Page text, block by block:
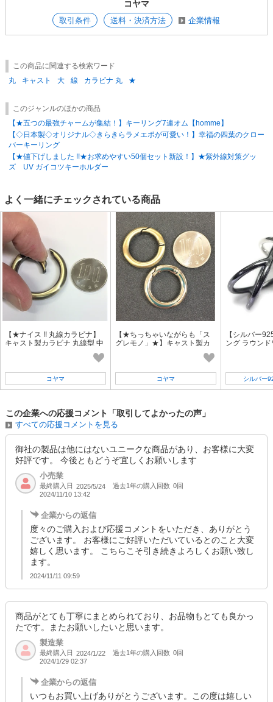
コヤマ
取引条件 送料・決済方法 企業情報
この商品に関連する検索ワード
丸
キャスト 大 線 カラビナ 丸 ★
このジャンルのほかの商品
【★五つの最強チャームが集結！】キーリング7連オム【homme】
【◇日本製◇オリジナル◇きらきらラメエポが可愛い！】幸福の四葉のクロー
バーキーリング
【★値下げしました !!★お求めやすい50個セット新設！】★紫外線対策グッ
ズ UV ガイコツキーホルダー
よく一緒にチェックされている商品
【★ナイス !! 丸線カラビナ】
キャスト製カラビナ 丸線型 中
コヤマ
【★ちっちゃいながらも「ス
グレモノ」★】キャスト製カ
コヤマ
【シルバー
ング ラウン
シルバー
この企業への応援コメント「取引してよかったの声」
すべての応援コメントを見る
御社の製品は他にはないユニークな商品があり、お客様に大変
好評です。 今後ともどうぞ宜しくお願いします
小売業
最終購入日 2025/5/24 過去1年の購入回数 0回
2024/11/10 13:42
企業からの返信
度々のご購入および応援コメントをいただき、ありがとう
ございます。 お客様にご好評いただいているとのこと大変
嬉しく思います。 こちらこそ引き続きよろしくお願い致し
ます。
2024/11/11 09:59
商品がとても丁寧にまとめられており、お品物もとても良かっ
たです。またお願いしたいと思います。
製造業
最終購入日 2024/1/22 過去1年の購入回数 0回
2024/1/29 02:37
企業からの返信
いつもお買い上げありがとうございます。この度は嬉しい